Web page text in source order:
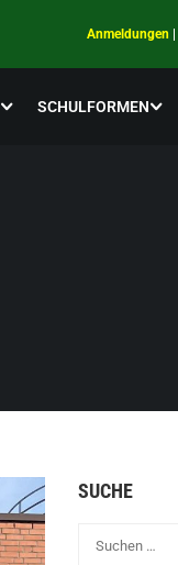
Anmeldungen
SCHULFORMEN
SUCHE